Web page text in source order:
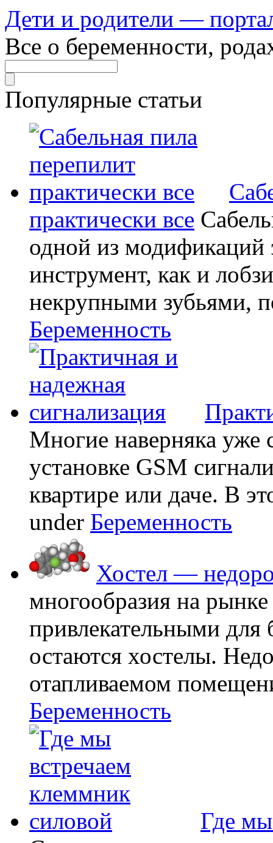
Дети и родители —
Все о беременности,
Популярные статьи
практически все
одной из модификаций
инструмент, как и
некрупными зубьями,
Беременность
Многие наверняка уже
установке GSM
квартире или даче. В
under Беременность
Хостел —
многообразия на
привлекательными
остаются хостелы.
отапливаемом
Беременность
Где